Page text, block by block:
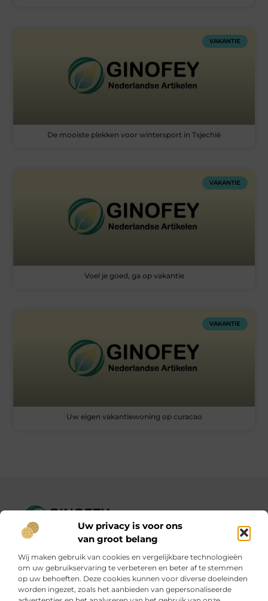
Uw privacy is voor ons
van groot belang
Wij maken gebruik van cookies en vergelijkbare technologieën
om uw gebruikservaring te verbeteren en beter af te stemmen
op uw behoeften. Deze cookies kunnen voor diverse doeleinden
worden ingezet, zoals het aanbieden van gepersonaliseerde
VAKANTIE
De mooiste plekken voor wintersport in Tsjechië
VAKANTIE
Voel je goed, ga op vakantie
VAKANTIE
Uw eigen vakantiewoning op curacao
Ginofey.nl – Van alledaags tot bijzonder, altijd iets te lezen!
Wij verzamelen blogs en artikelen over een grote
verscheidenheid aan onderwerpen, die alles uit het dagelijks
leven bestrijken.